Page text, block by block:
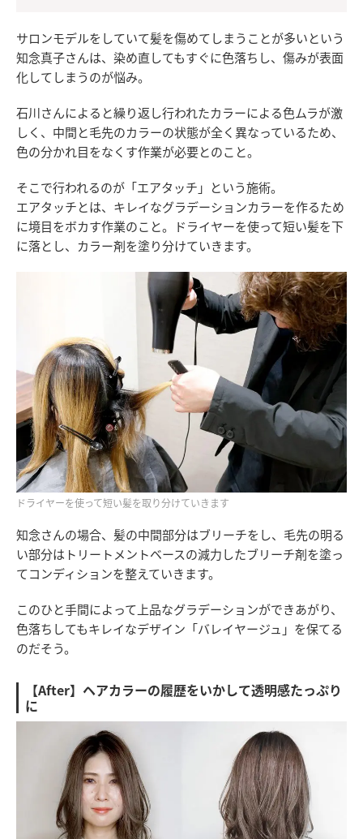
サロンモデルをしていて髪を傷めてしまうことが多いという
知念真子さんは、染め直してもすぐに色落ちし、傷みが表面
化してしまうのが悩み。
石川さんによると繰り返し行われたカラーによる色ムラが激
しく、中間と毛先のカラーの状態が全く異なっているため、
色の分かれ目をなくす作業が必要とのこと。
そこで行われるのが「エアタッチ」という施術。
エアタッチとは、キレイなグラデーションカラーを作るため
に境目をボカす作業のこと。ドライヤーを使って短い髪を下
に落とし、カラー剤を塗り分けていきます。
ドライヤーを使って短い髪を取り分けていきます
知念さんの場合、髪の中間部分はブリーチをし、毛先の明る
い部分はトリートメントベースの減力したブリーチ剤を塗っ
てコンディションを整えていきます。
このひと手間によって上品なグラデーションができあがり、
色落ちしてもキレイなデザイン「バレイヤージュ」を保てる
のだそう。
【After】ヘアカラーの履歴をいかして透明感たっぷり
に